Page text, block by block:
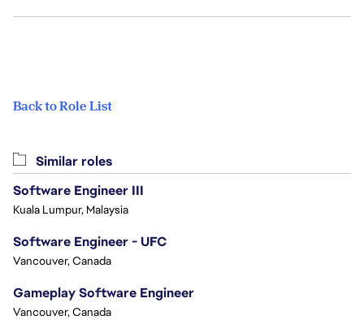
Back to Role List
Similar roles
Software Engineer III
Kuala Lumpur, Malaysia
Software Engineer - UFC
Vancouver, Canada
Gameplay Software Engineer
Vancouver, Canada